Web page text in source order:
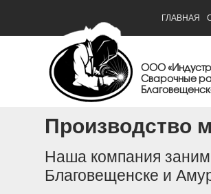
ГЛАВНАЯ
ООО
Сварочные
Производство
Наша компания
Благовещенске и